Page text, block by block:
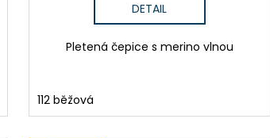
DETAIL
Pletená čepice s merino vlnou
112 běžová